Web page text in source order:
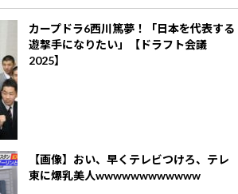
カープドラ6西川篤夢！「日本を代表する
遊撃手になりたい」【ドラフト会議
2025】
【画像】おい、早くテレビつけろ、テレ
東に爆乳美人wwwwwwwwwwww